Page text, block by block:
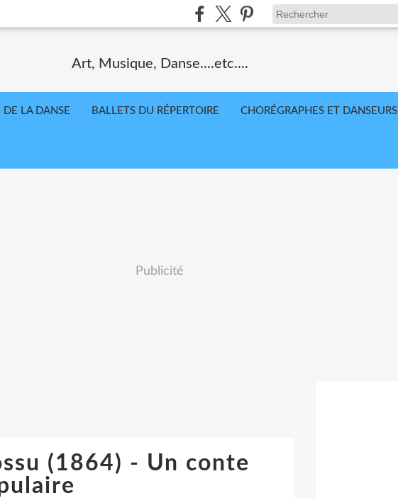
Art, Musique, Danse....etc....
DE LA DANSE BALLETS DU RÉPERTOIRE CHORÉGRAPHES ET DANSEURS
Publicité
(1864) - Un conte